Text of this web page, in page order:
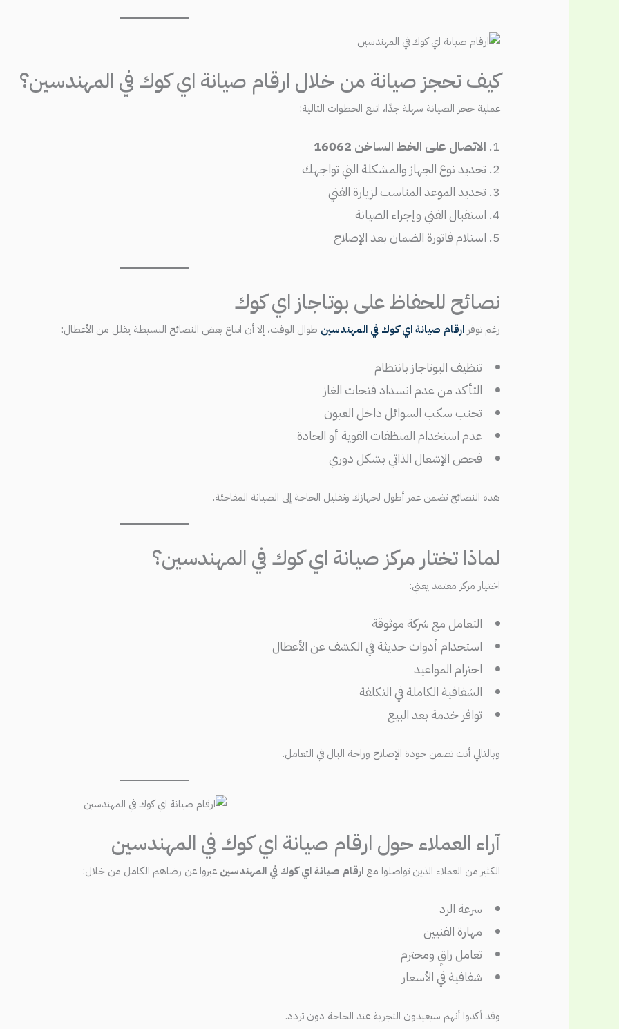
كيف تحجز صيانة من خلال ارقام صيانة اي كوك في المهندسين؟
عملية حجز الصيانة سهلة جدًا، اتبع الخطوات التالية:
الاتصال على الخط الساخن 16062
تحديد نوع الجهاز والمشكلة التي تواجهك
تحديد الموعد المناسب لزيارة الفني
استقبال الفني وإجراء الصيانة
استلام فاتورة الضمان بعد الإصلاح
نصائح للحفاظ على بوتاجاز اي كوك
رغم توفرارقام صيانة اي كوك في المهندسين طوال الوقت، إلا أن اتباع بعض النصائح البسيطة يقلل من الأعطال:
تنظيف البوتاجاز بانتظام
التأكد من عدم انسداد فتحات الغاز
تجنب سكب السوائل داخل العيون
عدم استخدام المنظفات القوية أو الحادة
فحص الإشعال الذاتي بشكل دوري
هذه النصائح تضمن عمر أطول لجهازك وتقليل الحاجة إلى الصيانة المفاجئة.
لماذا تختار مركز صيانة اي كوك في المهندسين؟
اختيار مركز معتمد يعني:
التعامل مع شركة موثوقة
استخدام أدوات حديثة في الكشف عن الأعطال
احترام المواعيد
الشفافية الكاملة في التكلفة
توافر خدمة بعد البيع
وبالتالي أنت تضمن جودة الإصلاح وراحة البال في التعامل.
آراء العملاء حول ارقام صيانة اي كوك في المهندسين
الكثير من العملاء الذين تواصلوا معارقام صيانة اي كوك في المهندسين عبروا عن رضاهم الكامل من خلال:
سرعة الرد
مهارة الفنيين
تعامل راقٍ ومحترم
شفافية في الأسعار
وقد أكدوا أنهم سيعيدون التجربة عند الحاجة دون تردد.